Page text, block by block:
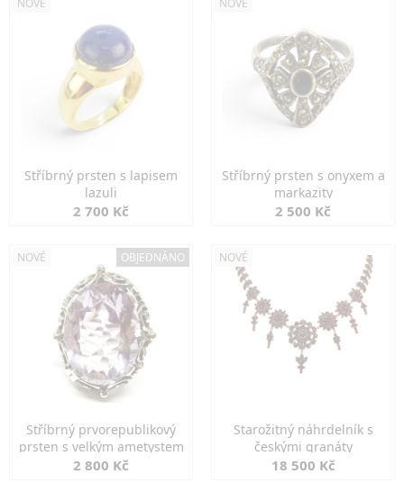
NOVÉ
Stříbrný prsten s lapisem
lazuli
2 700 Kč
NOVÉ
Stříbrný prsten s onyxem a
markazity
2 500 Kč
NOVÉ OBJEDNÁNO
Stříbrný prvorepublikový
prsten s velkým ametystem
2 800 Kč
NOVÉ
Starožitný náhrdelník s
českými granáty
18 500 Kč